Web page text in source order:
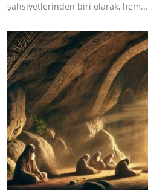
şahsiyetlerinden biri olarak, hem...